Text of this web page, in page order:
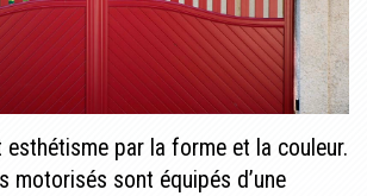
esthétisme par la forme et la couleur.
motorisés sont équipés d’une